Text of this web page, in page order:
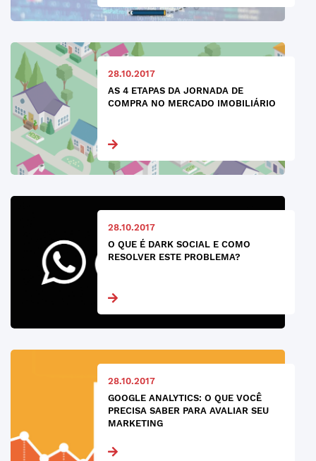
28.10.2017
AS 4 ETAPAS DA JORNADA DE
COMPRA NO MERCADO IMOBILIÁRIO
28.10.2017
O QUE É DARK SOCIAL E COMO
RESOLVER ESTE PROBLEMA?
28.10.2017
GOOGLE ANALYTICS: O QUE VOCÊ
PRECISA SABER PARA AVALIAR SEU
MARKETING